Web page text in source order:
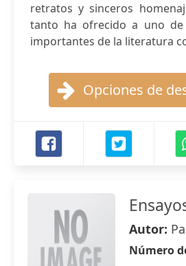
retratos y sinceros
tanto ha ofrecido a uno de
importantes de la literatura
Opciones de
Autor:
Número